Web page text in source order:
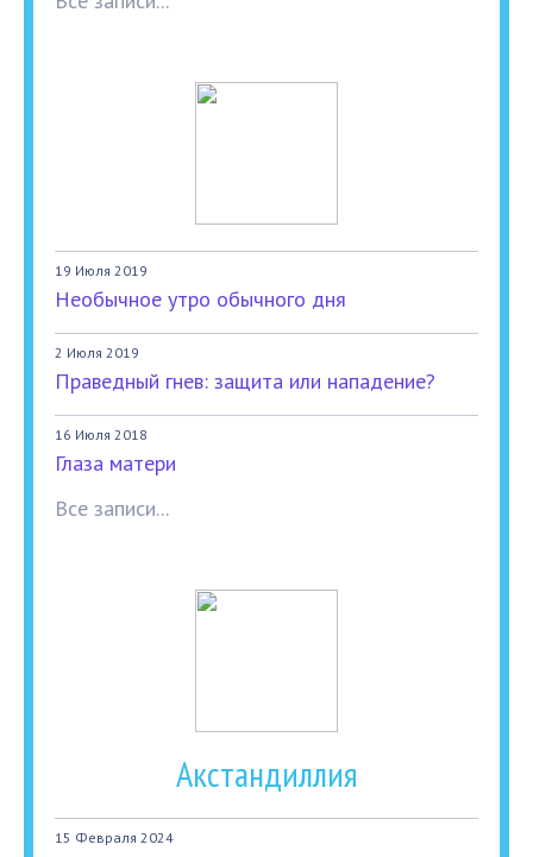
19 Июля 2019
Необычное утро обычного дня
2 Июля 2019
Праведный гнев: защита или нападение?
16 Июля 2018
Глаза матери
Все записи...
Акстандиллия
15 Февраля 2024